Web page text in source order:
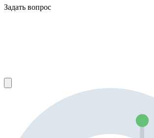
Задать вопрос